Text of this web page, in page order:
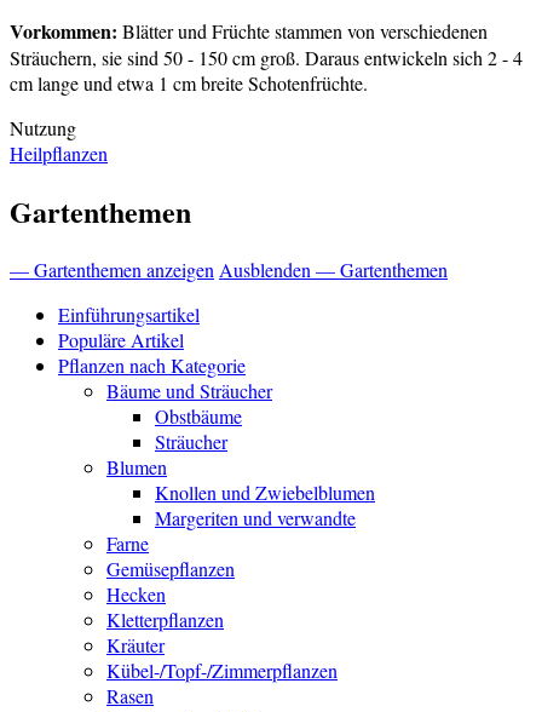
Vorkommen: Blätter und Früchte stammen von verschiedenen
Sträuchern, sie sind 50 - 150 cm groß. Daraus entwickeln sich 2 - 4
cm lange und etwa 1 cm breite Schotenfrüchte.
Nutzung
Heilpflanzen
Gartenthemen
— Gartenthemen anzeigenAusblenden — Gartenthemen
Einführungsartikel
Populäre Artikel
Pflanzen nach Kategorie
Bäume und Sträucher
Obstbäume
Sträucher
Blumen
Knollen und Zwiebelblumen
Margeriten und verwandte
Farne
Gemüsepflanzen
Hecken
Kletterpflanzen
Kräuter
Kübel-/Topf-/Zimmerpflanzen
Rasen